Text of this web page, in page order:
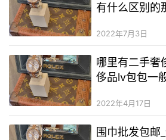
有什么区别的
2022年7月3日
哪里有二手奢
侈品lv包包一
2022年4月17日
围巾批发包邮